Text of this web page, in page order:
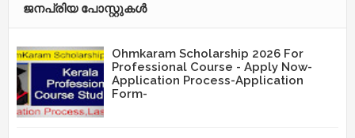
ജനപ്രിയ പോസ്റ്റുകള്‍‌
Ohmkaram Scholarship 2026 For
Professional Course - Apply Now-
Application Process-Application
Form-